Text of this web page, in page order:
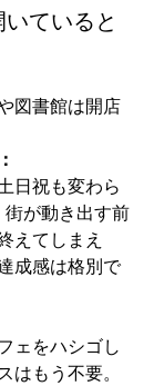
ていると
図書館は開店
日祝も変わら
街が動き出す前
えてしまえ
成感は格別で
ェをハシゴし
はもう不要。